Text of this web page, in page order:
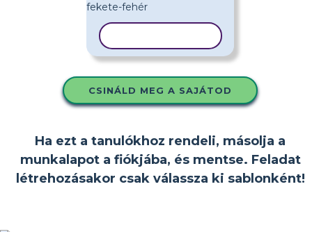
CSINÁLD MEG A SAJÁTOD
Ha ezt a tanulókhoz rendeli, másolja a
munkalapot a fiókjába, és mentse. Feladat
létrehozásakor csak válassza ki sablonként!